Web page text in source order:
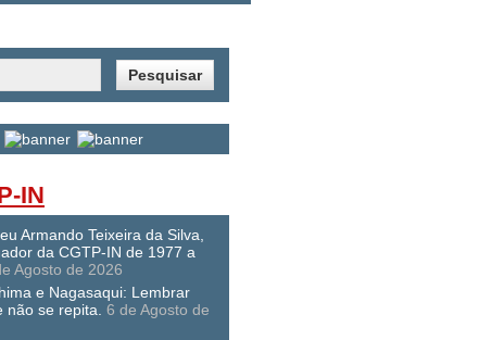
IN
Armando Teixeira da Silva,
da CGTP-IN de 1977 a
Agosto de 2026
e Nagasaqui: Lembrar
não se repita. 6 de Agosto de